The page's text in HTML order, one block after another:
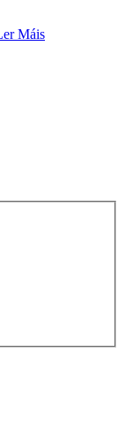
Máis